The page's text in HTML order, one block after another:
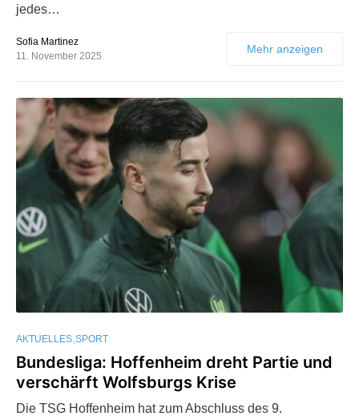
jedes…
Sofia Martinez
11. November 2025
Mehr anzeigen
AKTUELLES SPORT
Bundesliga: Hoffenheim dreht Partie und
verschärft Wolfsburgs Krise
Die TSG Hoffenheim hat zum Abschluss des 9.